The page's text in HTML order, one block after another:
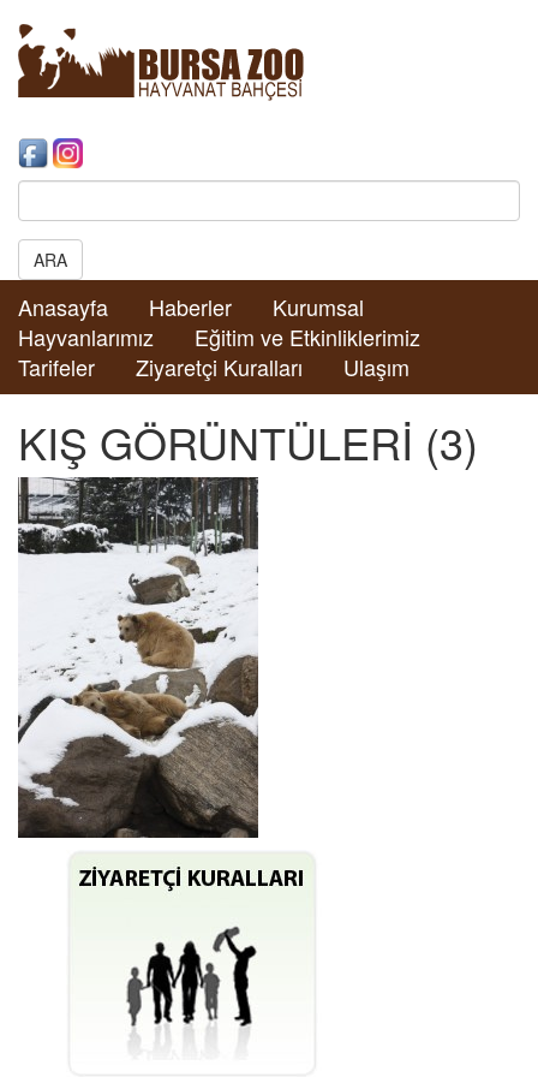
Search:
ARA
Anasayfa Haberler
Kurumsal
Hayvanlarımız
Eğitim ve Etkinliklerimiz
Tarifeler
Ziyaretçi Kuralları Ulaşım
KIŞ GÖRÜNTÜLERİ (3)